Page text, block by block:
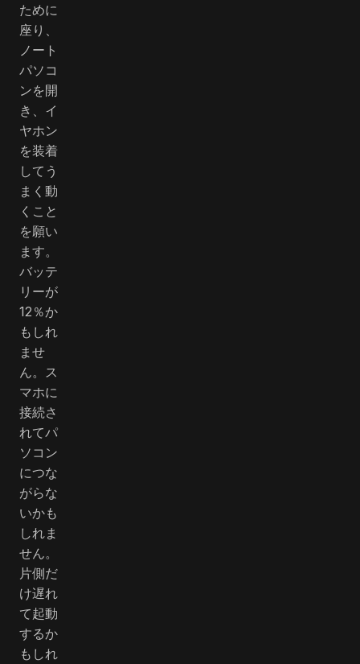
ために
座り、
ノート
パソコ
ンを開
き、イ
ヤホン
を装着
してう
まく動
くこと
を願い
ます。
バッテ
リーが
12％か
もしれ
ませ
ん。ス
マホに
接続さ
れてパ
ソコン
につな
がらな
いかも
しれま
せん。
片側だ
け遅れ
て起動
するか
もしれ